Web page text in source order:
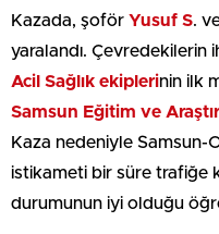
Kazada, şoför Yusuf S.
yaralandı. Çevredekilerin
Acil Sağlık ekiplerinin ilk
Samsun Eğitim ve
Kaza nedeniyle Samsun-
istikameti bir süre trafiğe
durumunun iyi olduğu